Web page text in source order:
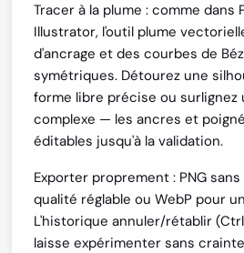
Tracer à la plume : comme dans
Illustrator, l'outil plume
d'ancrage et des courbes de
symétriques. Détourez une
forme libre précise ou surlignez
complexe — les ancres et
éditables jusqu'à la validation.
Exporter proprement : PNG
qualité réglable ou WebP pour
L'historique annuler/rétablir
laisse expérimenter sans